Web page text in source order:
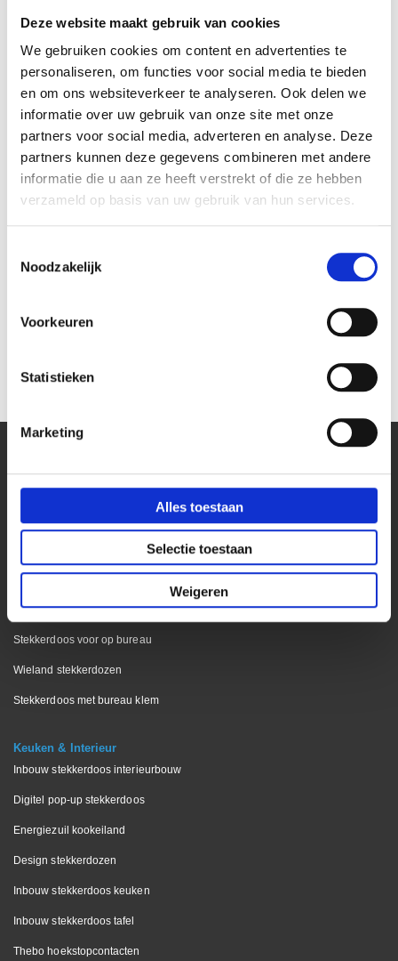
Deze website maakt gebruik van cookies
We gebruiken cookies om content en advertenties te
personaliseren, om functies voor social media te bieden
en om ons websiteverkeer te analyseren. Ook delen we
informatie over uw gebruik van onze site met onze
partners voor social media, adverteren en analyse. Deze
partners kunnen deze gegevens combineren met andere
informatie die u aan ze heeft verstrekt of die ze hebben
verzameld op basis van uw gebruik van hun services.
Noodzakelijk
Voorkeuren
Statistieken
Marketing
Alles toestaan
Selectie toestaan
Weigeren
VERGELIJKBARE PRODUCTEN
Kopp HK05 afdekraam
€ 7,20
Bekijk onze blog pagina
Stekkerdoos keukenblad
Stekkerdoos vergadertafels
Stekkerdoos voor op bureau
Wieland stekkerdozen
Stekkerdoos met bureau klem
Keuken & Interieur
Inbouw stekkerdoos interieurbouw
Digitel pop-up stekkerdoos
Energiezuil kookeiland
Design stekkerdozen
Inbouw stekkerdoos keuken
Inbouw stekkerdoos tafel
Thebo hoekstopcontacten